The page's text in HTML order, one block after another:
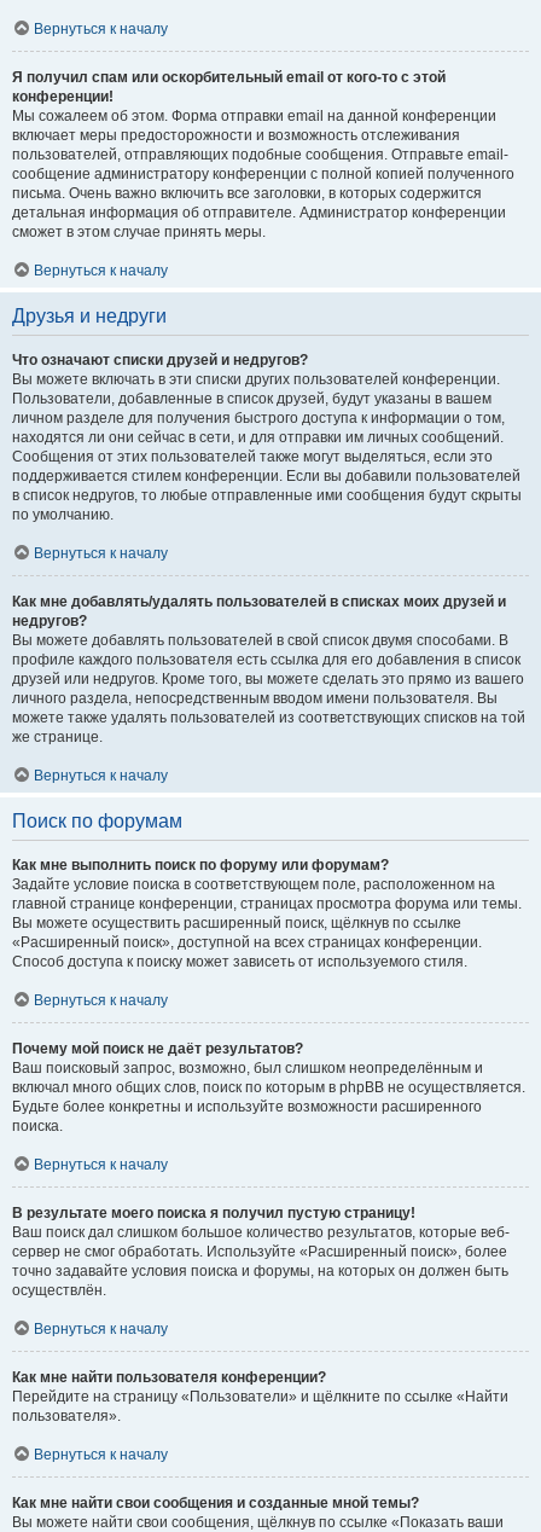
Вернуться к началу
Я получил спам или оскорбительный email от кого-то с этой
конференции!
Мы сожалеем об этом. Форма отправки email на данной конференции
включает меры предосторожности и возможность отслеживания
пользователей, отправляющих подобные сообщения. Отправьте email-
сообщение администратору конференции с полной копией полученного
письма. Очень важно включить все заголовки, в которых содержится
детальная информация об отправителе. Администратор конференции
сможет в этом случае принять меры.
Вернуться к началу
Друзья и недруги
Что означают списки друзей и недругов?
Вы можете включать в эти списки других пользователей конференции.
Пользователи, добавленные в список друзей, будут указаны в вашем
личном разделе для получения быстрого доступа к информации о том,
находятся ли они сейчас в сети, и для отправки им личных сообщений.
Сообщения от этих пользователей также могут выделяться, если это
поддерживается стилем конференции. Если вы добавили пользователей
в список недругов, то любые отправленные ими сообщения будут скрыты
по умолчанию.
Вернуться к началу
Как мне добавлять/удалять пользователей в списках моих друзей и
недругов?
Вы можете добавлять пользователей в свой список двумя способами. В
профиле каждого пользователя есть ссылка для его добавления в список
друзей или недругов. Кроме того, вы можете сделать это прямо из вашего
личного раздела, непосредственным вводом имени пользователя. Вы
можете также удалять пользователей из соответствующих списков на той
же странице.
Вернуться к началу
Поиск по форумам
Как мне выполнить поиск по форуму или форумам?
Задайте условие поиска в соответствующем поле, расположенном на
главной странице конференции, страницах просмотра форума или темы.
Вы можете осуществить расширенный поиск, щёлкнув по ссылке
«Расширенный поиск», доступной на всех страницах конференции.
Способ доступа к поиску может зависеть от используемого стиля.
Вернуться к началу
Почему мой поиск не даёт результатов?
Ваш поисковый запрос, возможно, был слишком неопределённым и
включал много общих слов, поиск по которым в phpBB не осуществляется.
Будьте более конкретны и используйте возможности расширенного
поиска.
Вернуться к началу
В результате моего поиска я получил пустую страницу!
Ваш поиск дал слишком большое количество результатов, которые веб-
сервер не смог обработать. Используйте «Расширенный поиск», более
точно задавайте условия поиска и форумы, на которых он должен быть
осуществлён.
Вернуться к началу
Как мне найти пользователя конференции?
Перейдите на страницу «Пользователи» и щёлкните по ссылке «Найти
пользователя».
Вернуться к началу
Как мне найти свои сообщения и созданные мной темы?
Вы можете найти свои сообщения, щёлкнув по ссылке «Показать ваши